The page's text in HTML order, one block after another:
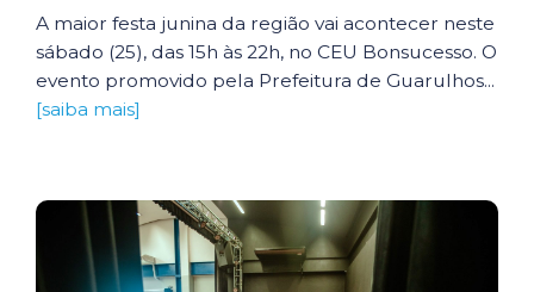
A maior festa junina da região vai acontecer neste
sábado (25), das 15h às 22h, no CEU Bonsucesso. O
evento promovido pela Prefeitura de Guarulhos...
[saiba mais]